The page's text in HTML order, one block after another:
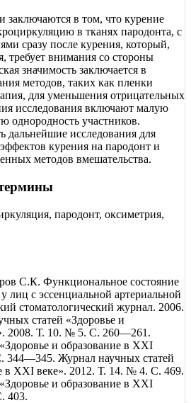
заключаются в том, что курение
в тканях пародонта, с
сразу после курения, который,
требует внимания со стороны
значимость заключается в
методов, таких как пленки
для уменьшения отрицательных
исследования включают малую
однородность участников.
дальнейшие исследования для
курения на пародонт и
методов вмешательства.
пародонт, оксиметрия,
С.К. Функциональное состояние
лиц с эссенциальной артериальной
стоматологический журнал. 2006.
статей «Здоровье и
2008. Т. 10. № 5. С. 260—261.
и образование в XXI
344—345. Журнал научных статей
в XXI веке». 2012. Т. 14. № 4. С. 469.
и образование в XXI
403.